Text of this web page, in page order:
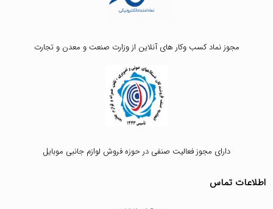
مجوز نماد کسب وکار های آنلاین از وزارت صنعت و معدن و تجارت
دارای مجوز فعالیت صنفی در حوزه فروش لوازم جانبی موبایل
اطلاعات تماس